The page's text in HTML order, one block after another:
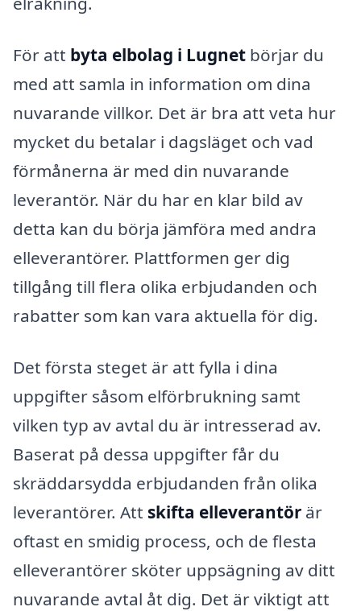
För att byta elbolag i Lugnet börjar du
med att samla in information om dina
nuvarande villkor. Det är bra att veta hur
mycket du betalar i dagsläget och vad
förmånerna är med din nuvarande
leverantör. När du har en klar bild av
detta kan du börja jämföra med andra
elleverantörer. Plattformen ger dig
tillgång till flera olika erbjudanden och
rabatter som kan vara aktuella för dig.
Det första steget är att fylla i dina
uppgifter såsom elförbrukning samt
vilken typ av avtal du är intresserad av.
Baserat på dessa uppgifter får du
skräddarsydda erbjudanden från olika
leverantörer. Att skifta elleverantör är
oftast en smidig process, och de flesta
elleverantörer sköter uppsägning av ditt
nuvarande avtal åt dig. Det är viktigt att